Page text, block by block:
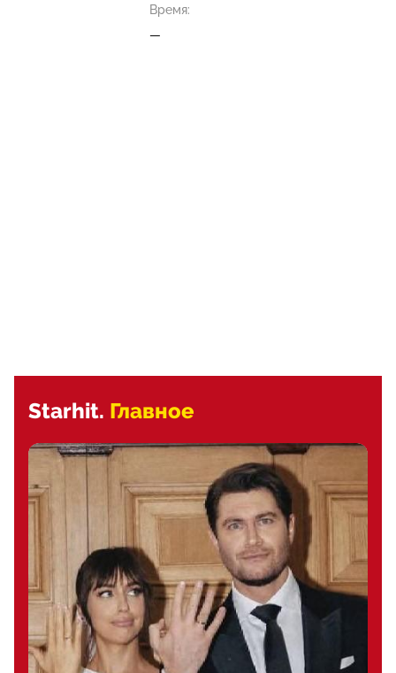
Время:
—
Starhit. Главное